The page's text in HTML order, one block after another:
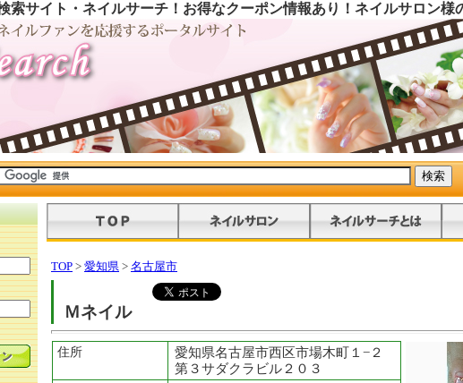
索サイト・ネイルサーチ！お得なクーポン情報あり！ネイルサロン様
TOP > 愛知県 > 名古屋市
Ｍネイル
住所
愛知県名古屋市西区市場木町１−２
第３サダクラビル２０３